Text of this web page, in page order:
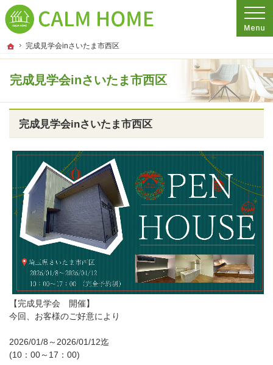
ホーム
完成見学会inさいたま市西区
完成見学会inさいたま市西区
プロの目線からご提案。埼玉県さいたま市の注文住宅・新築戸建てを手がける工
埼玉県さいたま市の新築・注文住宅・新築戸建てを手がける工務店ならCALM
完成見学会inさいたま市西区
【完成見学会 開催】
今回、お客様のご好意により
2026/01/8～2026/01/12迄
(10：00～17：00)